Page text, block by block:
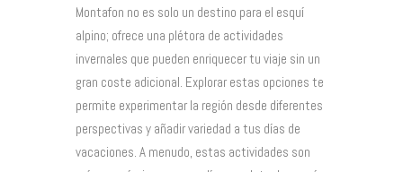
Montafon no es solo un destino para el esquí
alpino; ofrece una plétora de actividades
invernales que pueden enriquecer tu viaje sin un
gran coste adicional. Explorar estas opciones te
permite experimentar la región desde diferentes
perspectivas y añadir variedad a tus días de
vacaciones. A menudo, estas actividades son